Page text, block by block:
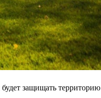
защищать территорию